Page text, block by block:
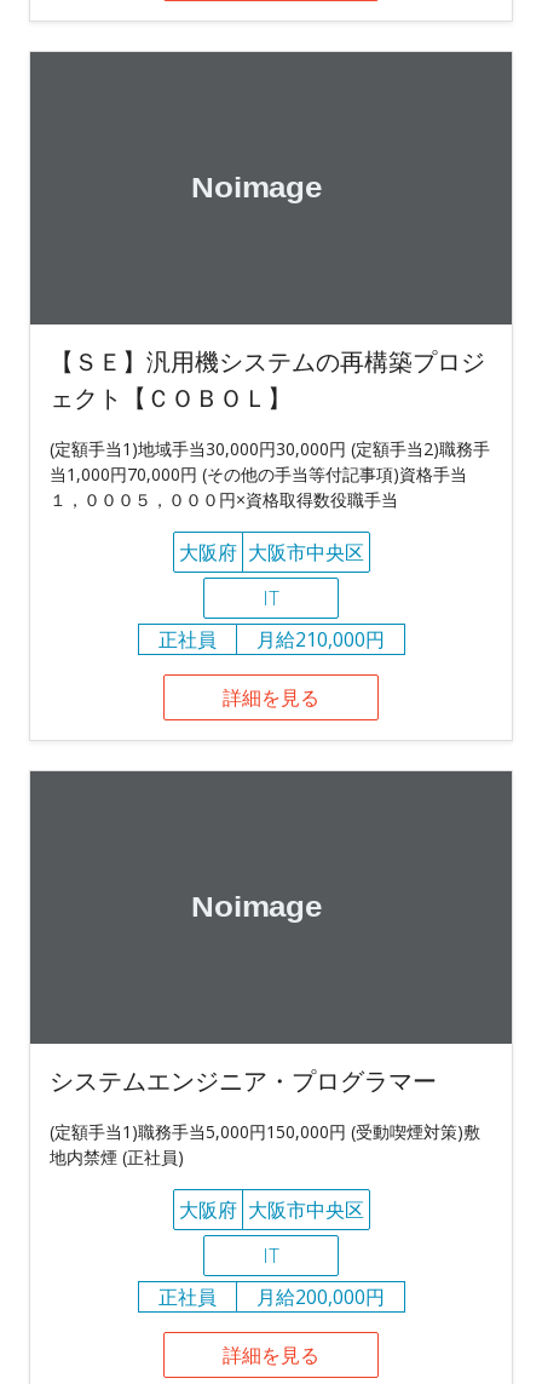
【ＳＥ】汎用機システムの再構築プロジ
ェクト【ＣＯＢＯＬ】
(定額手当1)地域手当30,000円30,000円 (定額手当2)職務手
当1,000円70,000円 (その他の手当等付記事項)資格手当
１，０００５，０００円×資格取得数役職手当
大阪府 大阪市中央区
IT
正社員
月給210,000円
詳細を見る
システムエンジニア・プログラマー
(定額手当1)職務手当5,000円150,000円 (受動喫煙対策)敷
地内禁煙 (正社員)
大阪府 大阪市中央区
IT
正社員
月給200,000円
詳細を見る